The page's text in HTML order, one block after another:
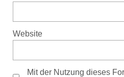
Website
Mit der Nutzung dieses